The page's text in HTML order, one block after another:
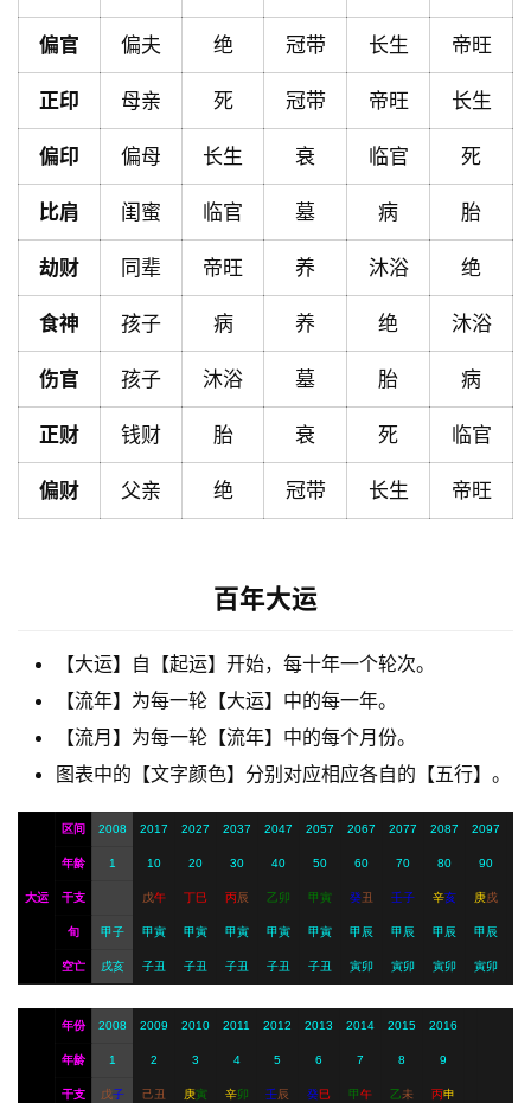
首
页
黄
历
占
理
解
服
登录 注册
偏官 偏夫 绝 冠带 长生 帝旺
正印 母亲 死 冠带 帝旺 长生
偏印 偏母 长生 衰 临官 死
比肩 闺蜜 临官 墓 病 胎
劫财 同辈 帝旺 养 沐浴 绝
食神 孩子 病 养 绝 沐浴
伤官 孩子 沐浴 墓 胎 病
正财 钱财 胎 衰 死 临官
偏财 父亲 绝 冠带 长生 帝旺
百年大运
【大运】自【起运】开始，每十年一个轮次。
【流年】为每一轮【大运】中的每一年。
【流月】为每一轮【流年】中的每个月份。
图表中的【文字颜色】分别对应相应各自的【五行】。
大运
区间 2008 2017 2027 2037 2047 2057 2067 2077 2087 2097
年龄 1 10 20 30 40 50 60 70 80 90
干支 戊午 丁巳 丙辰 乙卯 甲寅 癸丑 壬子 辛亥 庚戌
旬 甲子 甲寅 甲寅 甲寅 甲寅 甲寅 甲辰 甲辰 甲辰 甲辰
空亡 戌亥 子丑 子丑 子丑 子丑 子丑 寅卯 寅卯 寅卯 寅卯
年份 2008 2009 2010 2011 2012 2013 2014 2015 2016
年龄 1 2 3 4 5 6 7 8 9
干支 戊子 己丑 庚寅 辛卯 壬辰 癸巳 甲午 乙未 丙申